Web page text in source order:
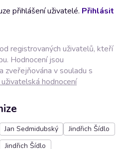
přihlášení uživatelé. Přihlásit
registrovaných uživatelů, kteří
Hodnocení jsou
zveřejňována v souladu s
hodnocení
Jan Sedmidubský
Jindřich Šídlo
Jindřich Šídlo